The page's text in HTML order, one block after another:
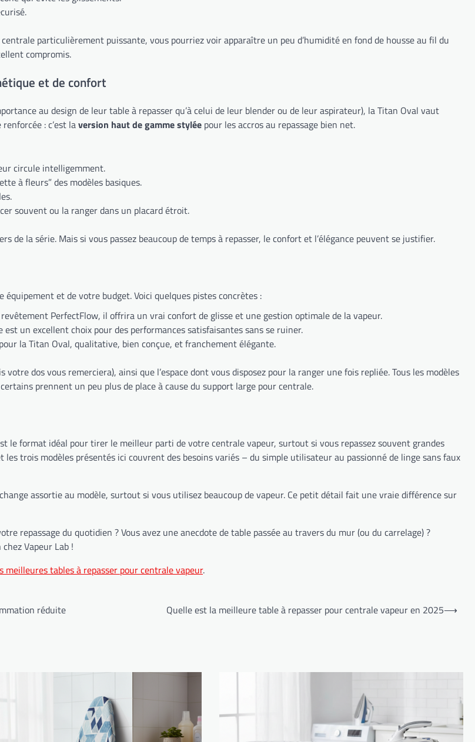
particulièrement puissante, vous pourriez voir apparaître un peu d’humidité en fond de housse au fil du
compromis.
et de confort
au design de leur table à repasser qu’à celui de leur blender ou de leur aspirateur), la Titan Oval vaut
: c’est laversion haut de gamme stylée pour les accros au repassage bien net.
circule intelligemment.
à fleurs” des modèles basiques.
souvent ou la ranger dans un placard étroit.
de la série. Mais si vous passez beaucoup de temps à repasser, le confort et l’élégance peuvent se justifier.
et de votre budget. Voici quelques pistes concrètes :
PerfectFlow, il offrira un vrai confort de glisse et une gestion optimale de la vapeur.
est un excellent choix pour des performances satisfaisantes sans se ruiner.
la Titan Oval, qualitative, bien conçue, et franchement élégante.
votre dos vous remerciera), ainsi que l’espace dont vous disposez pour la ranger une fois repliée. Tous les modèles
prennent un peu plus de place à cause du support large pour centrale.
le format idéal pour tirer le meilleur parti de votre centrale vapeur, surtout si vous repassez souvent grandes
trois modèles présentés ici couvrent des besoins variés – du simple utilisateur au passionné de linge sans faux
assortie au modèle, surtout si vous utilisez beaucoup de vapeur. Ce petit détail fait une vraie différence sur
repassage du quotidien ? Vous avez une anecdote de table passée au travers du mur (ou du carrelage) ?
Vapeur Lab !
meilleures tables à repasser pour centrale vapeur.
réduite Quelle est la meilleure table à repasser pour centrale vapeur en 2025⟶